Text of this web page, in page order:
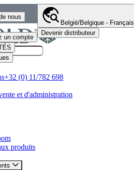
nous
un compte
België/Belgique - Français
Devenir distributeur
+32 (0) 11/782 698
et d'administration
produits